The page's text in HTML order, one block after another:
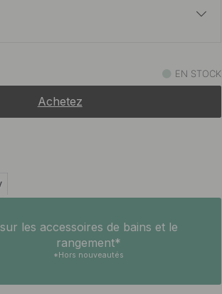
En stock
EN STOCK
Achetez
sur les accessoires de bains et le
rangement*
*Hors nouveautés